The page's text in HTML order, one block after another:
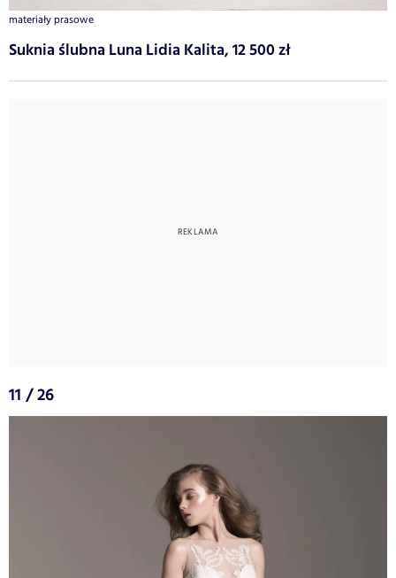
materiały prasowe
Suknia ślubna Luna Lidia Kalita, 12 500 zł
11 / 26